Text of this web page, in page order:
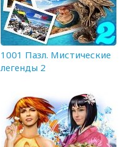
1001 Пазл. Мистические
легенды 2